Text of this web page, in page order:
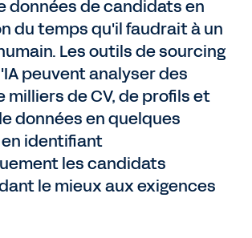
données de candidats en
du temps qu'il faudrait à un
Les outils de sourcing
peuvent analyser des
milliers de CV, de profils et
données en quelques
identifiant
les candidats
le mieux aux exigences